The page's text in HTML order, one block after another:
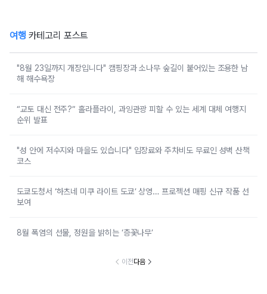
여행 카테고리 포스트
"8월 23일까지 개장입니다" 캠핑장과 소나무 숲길이 붙어있는 조용한 남
해 해수욕장
“교토 대신 전주?” 홀라플라이, 과잉관광 피할 수 있는 세계 대체 여행지
순위 발표
"성 안에 저수지와 마을도 있습니다" 입장료와 주차비도 무료인 성벽 산책
코스
도쿄도청서 ‘하츠네 미쿠 라이트 도쿄’ 상영… 프로젝션 매핑 신규 작품 선
보여
8월 폭염의 선물, 정원을 밝히는 ‘층꽃나무’
이전다음